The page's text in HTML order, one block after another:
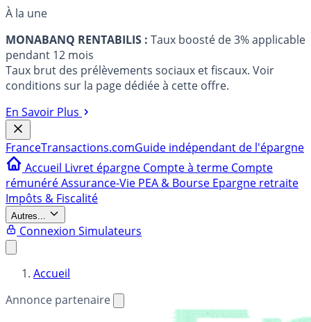
À la une
MONABANQ RENTABILIS : Taux boosté de 3% applicable
pendant 12 mois
Taux brut des prélèvements sociaux et fiscaux. Voir
conditions sur la page dédiée à cette offre.
En Savoir Plus
FranceTransactions.comGuide indépendant de l'épargne
Accueil Livret épargne Compte à terme Compte
rémunéréAssurance-Vie PEA & Bourse Epargne retraite
Impôts & Fiscalité
Autres...
Connexion Simulateurs
Accueil
Annonce partenaire